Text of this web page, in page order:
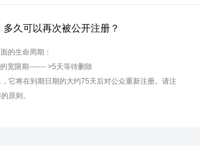
久可以再次被公开注册？
的生命周期：
宽限期------- >5天等待删除
它将在到期日期的大约75天后对公众重新注册。请注
原则。